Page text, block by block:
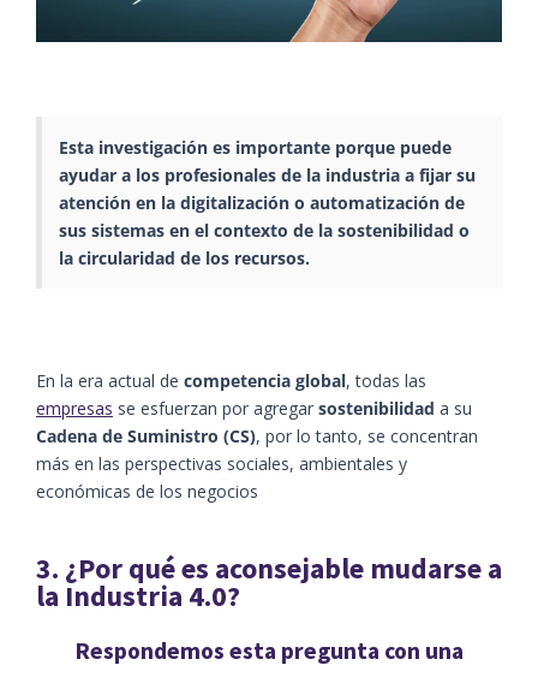
Esta investigación es importante porque puede
ayudar a los profesionales de la industria a fijar su
atención en la digitalización o automatización de
sus sistemas en el contexto de la sostenibilidad o
la circularidad de los recursos.
En la era actual de competencia global, todas las
empresas se esfuerzan por agregar sostenibilidad a su
Cadena de Suministro (CS), por lo tanto, se concentran
más en las perspectivas sociales, ambientales y
económicas de los negocios
3. ¿Por qué es aconsejable mudarse a
la Industria 4.0?
Respondemos esta pregunta con una